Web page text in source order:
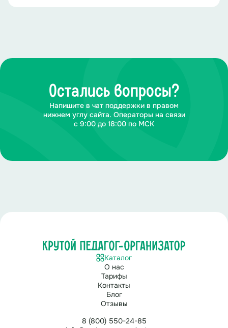
Остались вопросы?
Напишите в чат поддержки в правом
нижнем углу сайта. Операторы на связи
с 9:00 до 18:00 по МСК
Каталог
О нас
Тарифы
Контакты
Блог
Отзывы
8 (800) 550-24-85